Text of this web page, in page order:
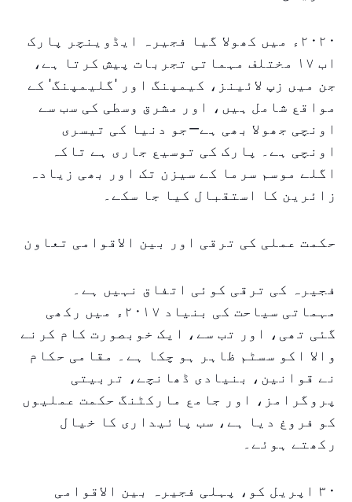
۲۰۲۰ء میں کھولا گیا فجیرہ ایڈوینچر پارک
اب ۱۷ مختلف مہماتی تجربات پیش کرتا ہے،
جن میں زپ لائینز، کیمپنگ اور 'گلیمپنگ' کے
مواقع شامل ہیں، اور مشرق وسطی کی سب سے
اونچی جھولا بھی ہے—جو دنیا کی تیسری
اونچی ہے۔ پارک کی توسیع جاری ہے تاکہ
اگلے موسم سرما کے سیزن تک اور بھی زیادہ
زائرین کا استقبال کیا جا سکے۔
حکمت عملی کی ترقی اور بین الاقوامی تعاون
فجیرہ کی ترقی کوئی اتفاق نہیں ہے۔
مہماتی سیاحت کی بنیاد ۲۰۱۷ء میں رکھی
گئی تھی، اور تب سے، ایک خوبصورت کام کرنے
والا اکو سسٹم ظاہر ہو چکا ہے۔ مقامی حکام
نے قوانین، بنیادی ڈھانچے، تربیتی
پروگرامز، اور جامع مارکٹنگ حکمت عملیوں
کو فروغ دیا ہے، سب پائیداری کا خیال
رکھتے ہوئے۔
۳۰ اپریل کو، پہلی فجیرہ بین الاقوامی